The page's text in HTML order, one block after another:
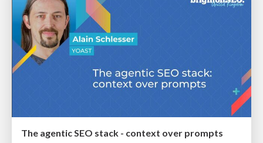
The agentic SEO stack - context over prompts